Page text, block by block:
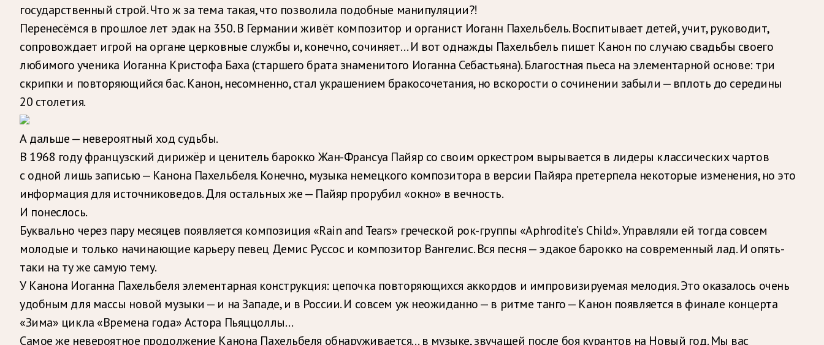
государственный строй. Что ж за тема такая, что позволила подобные манипуляции?!
Перенесёмся в прошлое лет эдак на 350. В Германии живёт композитор и органист Иоганн Пахельбель. Воспитывает детей, учит, руководит,
сопровождает игрой на органе церковные службы и, конечно, сочиняет… И вот однажды Пахельбель пишет Канон по случаю свадьбы своего
любимого ученика Иоганна Кристофа Баха (старшего брата знаменитого Иоганна Себастьяна). Благостная пьеса на элементарной основе: три
скрипки и повторяющийся бас. Канон, несомненно, стал украшением бракосочетания, но вскорости о сочинении забыли — вплоть до середины
20 столетия.
А дальше — невероятный ход судьбы.
В 1968 году французский дирижёр и ценитель барокко Жан-Франсуа Пайяр со своим оркестром вырывается в лидеры классических чартов
с одной лишь записью — Канона Пахельбеля. Конечно, музыка немецкого композитора в версии Пайяра претерпела некоторые изменения, но это
информация для источниковедов. Для остальных же — Пайяр прорубил «окно» в вечность.
И понеслось.
Буквально через пару месяцев появляется композиция «Rain and Tears» греческой рок-группы «Aphrodite’s Child». Управляли ей тогда совсем
молодые и только начинающие карьеру певец Демис Руссос и композитор Вангелис. Вся песня — эдакое барокко на современный лад. И опять-
таки на ту же самую тему.
У Канона Иоганна Пахельбеля элементарная конструкция: цепочка повторяющихся аккордов и импровизируемая мелодия. Это оказалось очень
удобным для массы новой музыки — и на Западе, и в России. И совсем уж неожиданно — в ритме танго — Канон появляется в финале концерта
«Зима» цикла «Времена года» Астора Пьяццоллы…
Самое же невероятное продолжение Канона Пахельбеля обнаруживается… в музыке, звучащей после боя курантов на Новый год. Мы вас